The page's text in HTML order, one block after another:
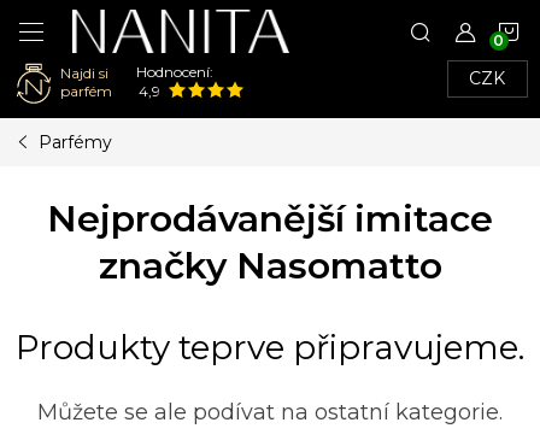
Najdi si
parfém
Hodnocení:
4,9
CZK
Parfémy
Nejprodávanější imitace
značky Nasomatto
Produkty teprve připravujeme.
Můžete se ale podívat na ostatní kategorie.